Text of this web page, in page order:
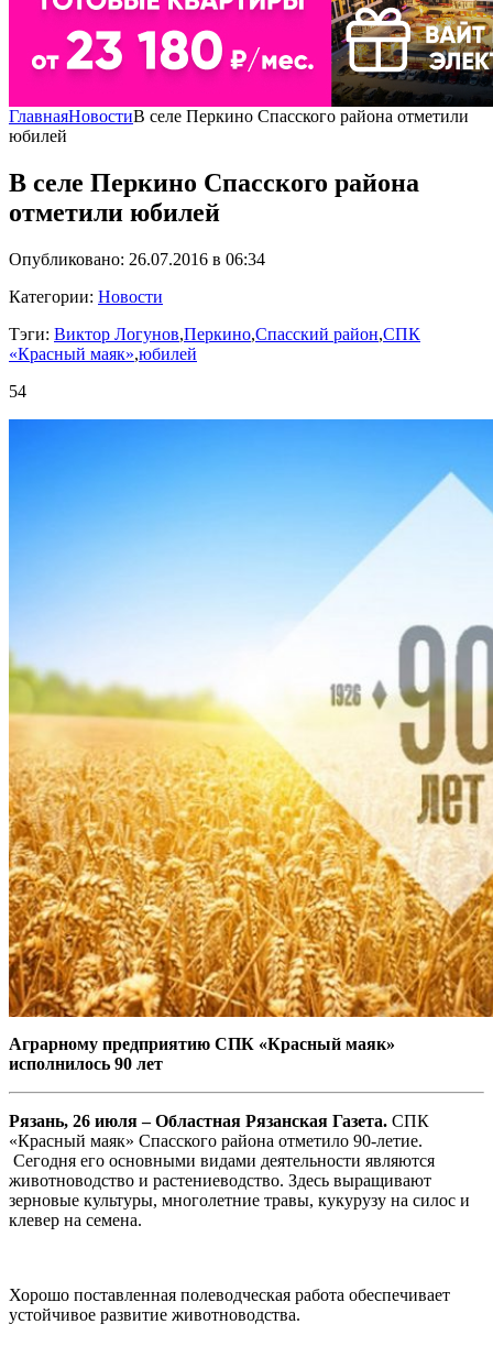
ГлавнаяНовостиВ селе Перкино Спасского района отметили
юбилей
В селе Перкино Спасского района
отметили юбилей
Опубликовано: 26.07.2016 в 06:34
Категории: Новости
Тэги: Виктор Логунов,Перкино,Спасский район,СПК
«Красный маяк»,юбилей
54
Аграрному предприятию СПК «Красный маяк»
исполнилось 90 лет
Рязань, 26 июля – Областная Рязанская Газета. СПК
«Красный маяк» Спасского района отметило 90-летие.
Сегодня его основными видами деятельности являются
животноводство и растениеводство. Здесь выращивают
зерновые культуры, многолетние травы, кукурузу на силос и
клевер на семена.
Хорошо поставленная полеводческая работа обеспечивает
устойчивое развитие животноводства.